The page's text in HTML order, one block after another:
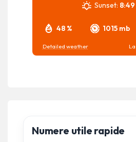
48 % 1015 mb
Sunset:
Detailed weather
Numere utile rapide